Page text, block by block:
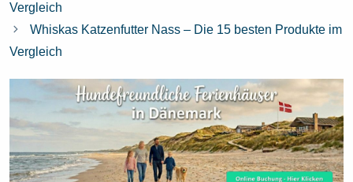
Vergleich
Whiskas Katzenfutter Nass – Die 15 besten Produkte im
Vergleich